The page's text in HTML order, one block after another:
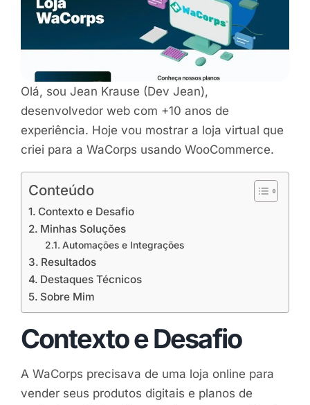
Olá, sou Jean Krause (Dev Jean),
desenvolvedor web com +10 anos de
experiência. Hoje vou mostrar a loja virtual que
criei para a WaCorps usando WooCommerce.
Conteúdo
Contexto e Desafio
Minhas Soluções
Automações e Integrações
Resultados
Destaques Técnicos
Sobre Mim
Contexto e Desafio
A WaCorps precisava de uma loja online para
vender seus produtos digitais e planos de